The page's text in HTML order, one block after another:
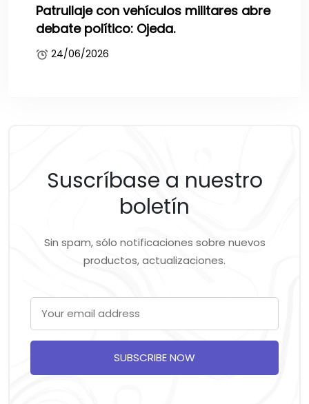
Patrullaje con vehículos militares abre
debate político: Ojeda.
24/06/2026
Suscríbase a nuestro
boletín
Sin spam, sólo notificaciones sobre nuevos
productos, actualizaciones.
SUBSCRIBE NOW